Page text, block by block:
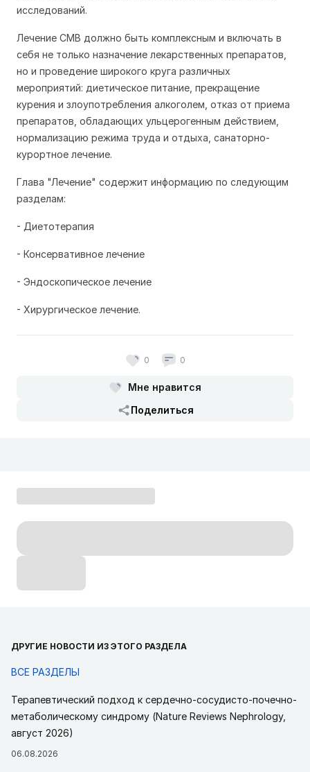
исследований.
Лечение СМВ должно быть комплексным и включать в
себя не только назначение лекарственных препаратов,
но и проведение широкого круга различных
мероприятий: диетическое питание, прекращение
курения и злоупотребления алкоголем, отказ от приема
препаратов, обладающих ульцерогенным действием,
нормализацию режима труда и отдыха, санаторно-
курортное лечение.
Глава "Лечение" содержит информацию по следующим
разделам:
- Диетотерапия
- Консервативное лечение
- Эндоскопическое лечение
- Хирургическое лечение.
0 0
Мне нравится
Поделиться
ДРУГИЕ НОВОСТИ ИЗ ЭТОГО РАЗДЕЛА
ВСЕ РАЗДЕЛЫ
Терапевтический подход к сердечно-сосудисто-почечно-
метаболическому синдрому (Nature Reviews Nephrology,
август 2026)
06.08.2026